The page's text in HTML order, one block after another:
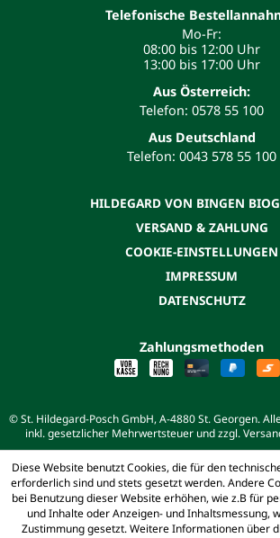
Telefonische
Mo-Fr:
08:00 bis 12:00 Uhr
13:00 bis 17:00 Uhr
Aus Österreich:
Telefon: 0578 55 100
Aus Deutschland
Telefon: 0043 578 55 100
HILDEGARD VON BINGEN
VERSAND & ZAHLUNG
COOKIE-EINSTELLUNGEN
IMPRESSUM
DATENSCHUTZ
Zahlungsmethoden
© St. Hildegard-Posch GmbH, A-4880 St. Georgen.
inkl. gesetzlicher Mehrwertsteuer und zzgl.
Diese Website benutzt Cookies, die für den
erforderlich sind und stets gesetzt werden. Andere
bei Benutzung dieser Website erhöhen, wie z.B für
und Inhalte oder Anzeigen- und Inhaltsmessung,
Zustimmung gesetzt. Weitere Informationen über